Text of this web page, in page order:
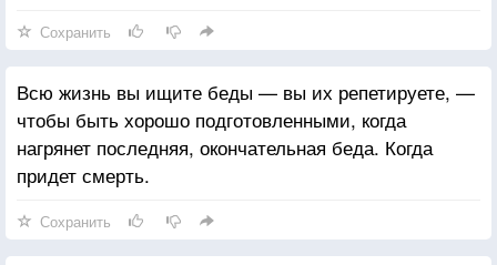
Сохранить
Всю жизнь вы ищите беды — вы их репетируете, —
чтобы быть хорошо подготовленными, когда
нагрянет последняя, окончательная беда. Когда
придет смерть.
Сохранить